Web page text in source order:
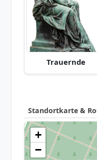
Trauernde
Standortkarte &
+
−